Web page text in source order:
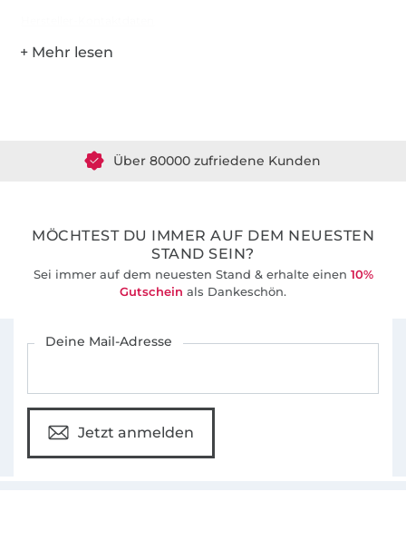
Über 80000 zufriedene Kunden
MÖCHTEST DU IMMER AUF DEM NEUESTEN
STAND SEIN?
Sei immer auf dem neuesten Stand & erhalte einen 10%
Gutschein als Dankeschön.
Deine Mail-Adresse
Jetzt anmelden